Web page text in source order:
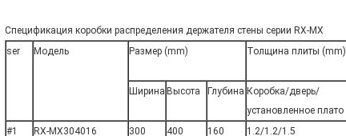
Спецификация коробки распределения держателя стены серии RX-MX
ser
Модель Размер (mm) Толщина плиты (mm)
Ширина Высота Глубина Коробка/дверь/
установленное плато
#1 RX-MX304016 300 400 160 1.2/1.2/1.5